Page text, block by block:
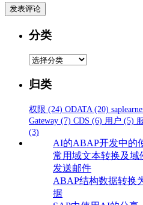
分类
分
归类
权限 (24) ODATA (20)
Gateway (7) CDS (6) 用户 (5)
(3)
AI的ABAP开发中的
常用域文本转换及域
发送邮件
ABAP结构数据转换
据